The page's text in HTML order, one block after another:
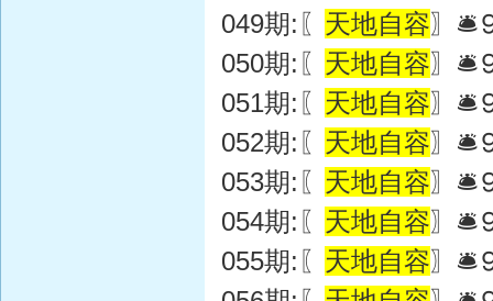
049期:〖 天地自容〗
050期:〖 天地自容〗
051期:〖 天地自容〗
052期:〖 天地自容〗
053期:〖 天地自容〗
054期:〖 天地自容〗
055期:〖 天地自容〗